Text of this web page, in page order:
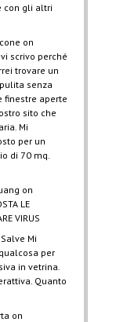
con gli altri
on
scrivo perché
trovare un
senza
finestre aperte
sito che
Mi
per un
di 70 mq.
on
LE
VIRUS
Salve Mi
per
in vetrina.
Quanto
on